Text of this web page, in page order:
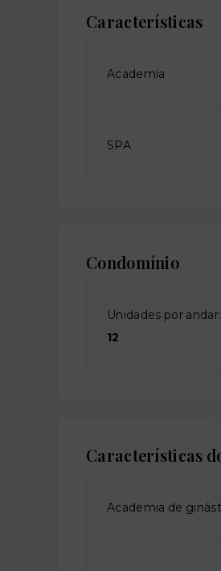
Características
Academia
SPA
Condomínio
Unidades por andar:
12
Características
Academia de